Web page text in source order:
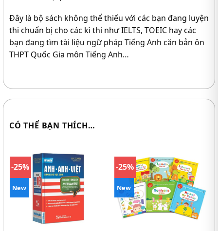
Đây là bộ sách không thể thiếu với các bạn đang luyện
thi chuẩn bị cho các kì thi như IELTS, TOEIC hay các
bạn đang tìm tài liệu ngữ pháp Tiếng Anh căn bản ôn
THPT Quốc Gia môn Tiếng Anh…
CÓ THỂ BẠN THÍCH…
-25%
New
-25%
New